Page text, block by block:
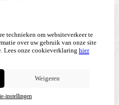
technieken om websiteverkeer te
over uw gebruik van onze site
Lees onze cookieverklaring hier
Weigeren
instellingen